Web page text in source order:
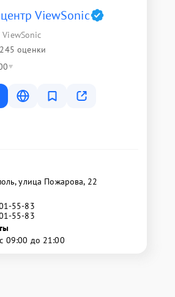
ViewSonic
245 оценки
улица Пожарова, 22
55-83
55-83
09:00 до 21:00